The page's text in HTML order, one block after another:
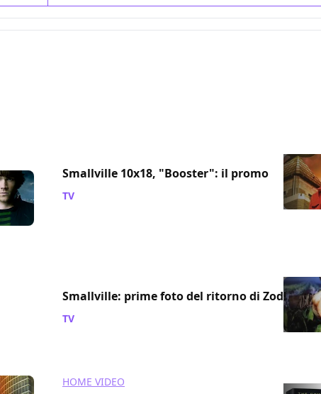
Smallville 10x18, "Booster": il promo
TV
Smallville: prime foto del ritorno di Zod!
TV
HOME VIDEO